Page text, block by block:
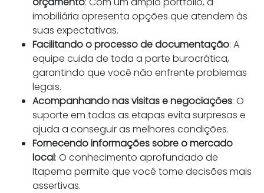
imobiliária apresenta opções que atendem às
suas expectativas.
Facilitando o processo de documentação: A
equipe cuida de toda a parte burocrática,
garantindo que você não enfrente problemas
legais.
Acompanhando nas visitas e negociações: O
suporte em todas as etapas evita surpresas e
ajuda a conseguir as melhores condições.
Fornecendo informações sobre o mercado
local: O conhecimento aprofundado de
Itapema permite que você tome decisões mais
assertivas.